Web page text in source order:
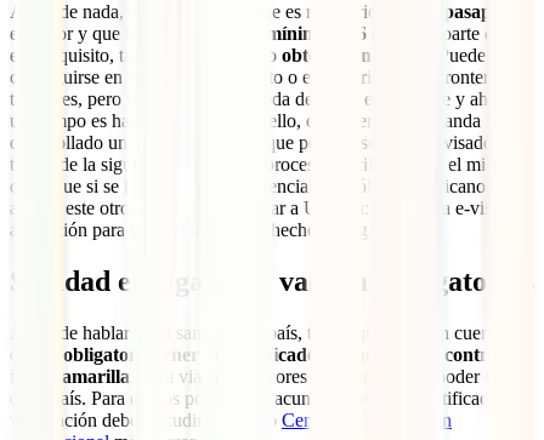
Antes de nada, tened en cuenta que es necesario tener el
pasaporte
en vigor y que tenga una
validez mínima de 6 meses
. Aparte de
este requisito, también es necesario obtener un visado
. Puede
conseguirse en el mismo aeropuerto o en las principales fronteras
terrestres, pero la forma más cómoda de hacer este trámite y ahorrar
un tiempo es hacerlo online. Para ello, el gobierno de Uganda ha
desarrollado un sistema de e-visa que permite solicitar el visado a
través de la siguiente
. Es un proceso sencillo y tiene el mismo
coste que si se hace de forma presencial, 50 dólares americanos. Así,
apunta este otro consejos para viajar a Uganda: tramitar la e-visa con
antelación para tener el trámite ya hecho al llegar al país.
Sanidad en Uganda y vacunas obligatorias
Antes de hablar de la sanidad del país, tenéis que tener en cuenta
que es obligatorio tener un certificado de vacunación contra la
fiebre amarilla (para viajeros mayores de un año) para poder entrar
en el país. Para que os pongan la vacuna y obtener el certificado de
vacunación debéis acudir a vuestro Centro de Vacunación